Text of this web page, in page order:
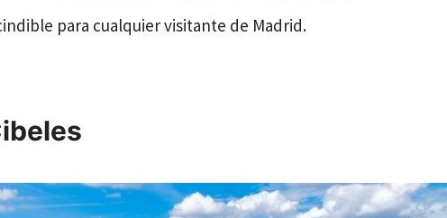
para cualquier visitante de Madrid.